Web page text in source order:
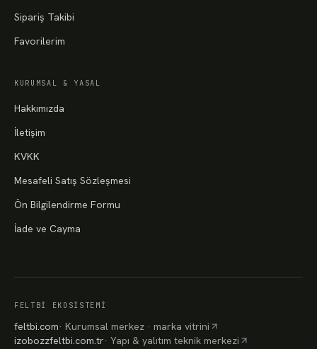
Sipariş Takibi
Favorilerim
KURUMSAL & YASAL
Hakkımızda
İletişim
KVKK
Mesafeli Satış Sözleşmesi
Ön Bilgilendirme Formu
İade ve Cayma
FELTBI EKOSISTEMI
feltbi.com· Kurumsal merkez · marka vitrini
izobozzfeltbi.com.tr· Yapı & yalıtım teknik merkezi